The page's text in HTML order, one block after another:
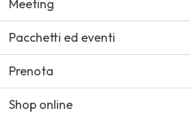
Meeting
Pacchetti ed eventi
Prenota
Shop online